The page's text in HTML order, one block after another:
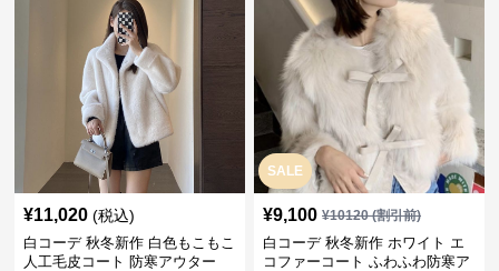
¥11,020 (税込)
白コーデ 秋冬新作 白色もこもこ
人工毛皮コート 防寒アウター
SALE
¥9,100 ¥10120(割引前)
白コーデ 秋冬新作 ホワイト エ
コファーコート ふわふわ防寒ア